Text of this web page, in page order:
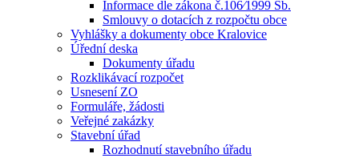
Informace dle zákona č.106⁄1999 Sb.
Smlouvy o dotacích z rozpočtu obce
Vyhlášky a dokumenty obce Kralovice
Úřední deska
Dokumenty úřadu
Rozklikávací rozpočet
Usnesení ZO
Formuláře, žádosti
Veřejné zakázky
Stavební úřad
Rozhodnutí stavebního úřadu